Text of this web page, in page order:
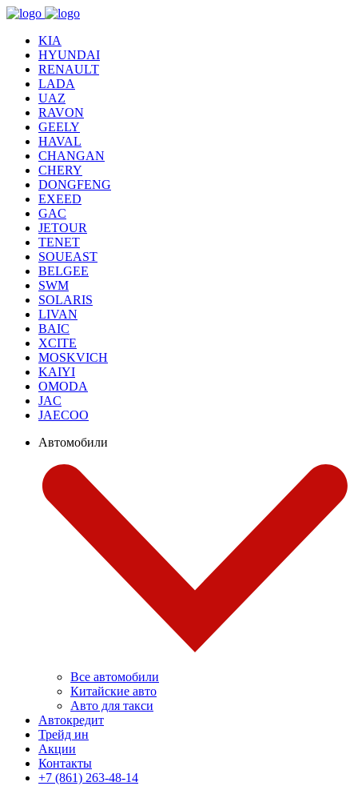
KIA
HYUNDAI
RENAULT
LADA
UAZ
RAVON
GEELY
HAVAL
CHANGAN
CHERY
DONGFENG
EXEED
GAC
JETOUR
TENET
SOUEAST
BELGEE
SWM
SOLARIS
LIVAN
BAIC
XCITE
MOSKVICH
KAIYI
OMODA
JAC
JAECOO
Автомобили
Все автомобили
Китайские авто
Авто для такси
Автокредит
Трейд ин
Акции
Контакты
+7 (861) 263-48-14